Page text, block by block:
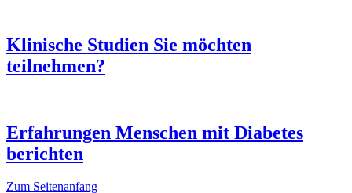
Klinische Studien Sie möchten
teilnehmen?
Erfahrungen Menschen mit Diabetes
berichten
Zum Seitenanfang